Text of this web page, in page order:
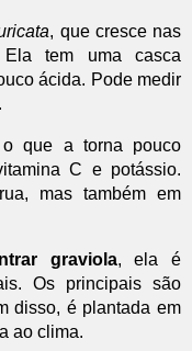
, que cresce nas
tem uma casca
ácida. Pode medir
que a torna pouco
C e potássio.
mas também em
graviola, ela é
Os principais são
disso, é plantada em
ao clima.